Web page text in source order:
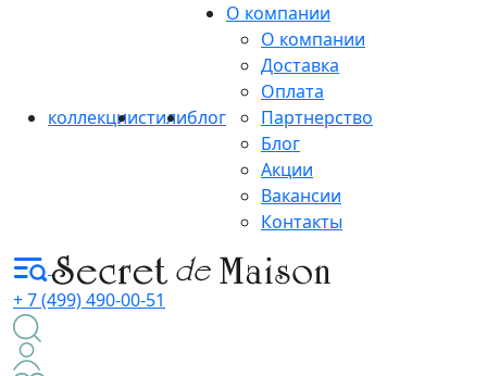
коллекциистилиблог
О компании
О компании
Доставка
Оплата
Партнерство
Блог
Акции
Вакансии
Контакты
+ 7 (499) 490-00-51